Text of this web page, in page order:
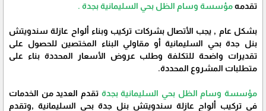
تقدمهمؤسسة وسام الظل بحي السليمانية بجدة .
بشكل عام , يجب الأتصال بشركات تركيب وبناء ألواح عازلة سندويتش
بنل جدة بحي السليمانية أو مقاولي البناء المختصين للحصول على
تقديرات واضحة للتكلفة وطلب عروض الأسعار المحددة بناء على
متطلبات المشروع المحددة.
مؤسسة وسام الظل بحي السليمانية بجدة تقدم العديد من الخدمات
في تركيب ألواح عازلة سندويتش بنل جدة بحي السليمانية ,وتقدم